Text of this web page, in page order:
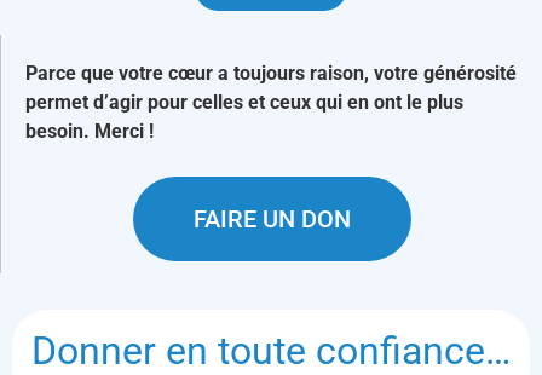
Parce que votre cœur a toujours raison, votre générosité
permet d’agir pour celles et ceux qui en ont le plus
besoin. Merci !
FAIRE UN DON
Donner en toute confiance…